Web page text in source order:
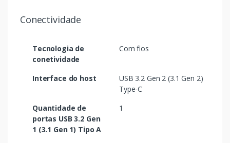
Conectividade
Tecnologia de
conetividade
Com fios
Interface do host
USB 3.2 Gen 2 (3.1 Gen 2)
Type-C
Quantidade de
portas USB 3.2 Gen
1 (3.1 Gen 1) Tipo A
1